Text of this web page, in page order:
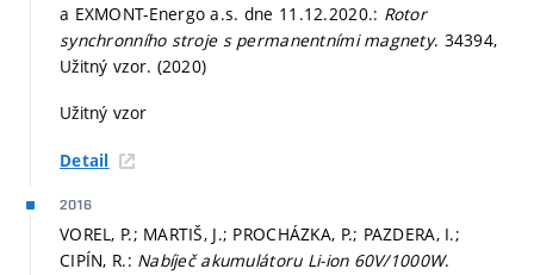
a EXMONT-Energo a.s. dne 11.12.2020.: Rotor
synchronního stroje s permanentními magnety. 34394,
Užitný vzor. (2020)
Užitný vzor
Detail
2016
VOREL, P.; MARTIŠ, J.; PROCHÁZKA, P.; PAZDERA, I.;
CIPÍN, R.: Nabíječ akumulátoru Li-ion 60V/1000W.